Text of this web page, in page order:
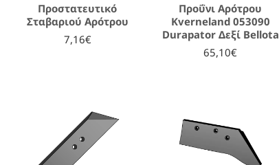
Προστατευτικό
Σταβαριού Αρότρου
7,16€
Προΰνι Αρότρου
Kverneland 053090
Durapator Δεξί Bellota
65,10€